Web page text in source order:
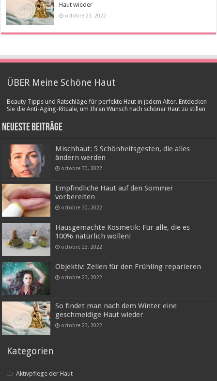
Haut wieder
octobre 23, 2022
ÜBER Meine Schöne Haut
Beauty-Tipps und Ratschläge für perfekte Haut in jedem Alter. Entdecken
Sie die Anti-Aging-Rituale, um Ihren Wunsch nach schöner Haut zu stillen
Neueste Beiträge
Mischhaut: 5 Schönheitsgesten, die alles
ändern werden
octobre 30, 2022
Empfindliche Haut auf den Sommer
vorbereiten
octobre 30, 2022
Hausgemachte Kosmetik: Für alle, die es
100% natürlich wollen!
octobre 23, 2022
Objektiv: Zellen für den Frühling reparieren
octobre 23, 2022
So findet man nach dem Winter eine
geschmeidige Haut wieder
octobre 23, 2022
Kategorien
Aktivpflege der Haut